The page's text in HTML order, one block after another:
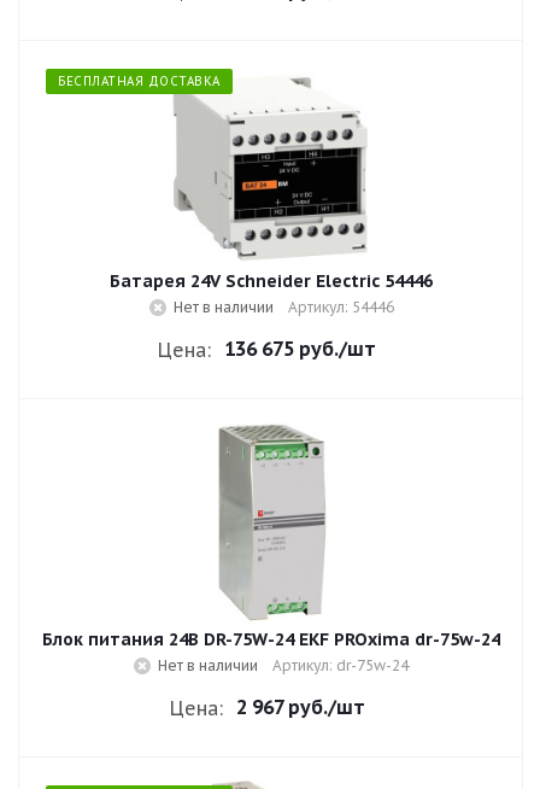
БЕСПЛАТНАЯ ДОСТАВКА
Батарея 24V Schneider Electric 54446
Нет в наличии Артикул: 54446
Цена: 136 675 руб./шт
Блок питания 24В DR-75W-24 EKF PROxima dr-75w-24
Нет в наличии Артикул: dr-75w-24
Цена: 2 967 руб./шт